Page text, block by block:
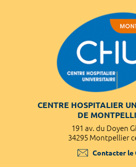
CENTRE HOSPITALIER
DE
191 av. du Doyen
34295 Montpellier
Contacter le